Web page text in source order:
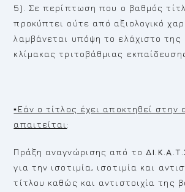
5). Σε περίπτωση που ο βαθμός
προκύπτει ούτε από αξιολογικό
λαμβάνεται υπόψη το ελάχιστο της
κλίμακας τριτοβάθμιας
▪Εάν ο τίτλος έχει αποκτηθεί στην
απαιτείται :
Πράξη αναγνώρισης από το
για την ισοτιμία, ισοτιμία και
τίτλου καθώς και αντιστοιχία της